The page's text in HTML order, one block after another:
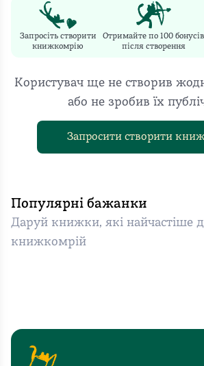
Запросіть створити
книжкомрію
Отримайте по 100 бонусів
після створення
Користувач ще не створив
або не зробив їх
Запросити створити
Популярні бажанки
Даруй книжки, які найчастіше
книжкомрій